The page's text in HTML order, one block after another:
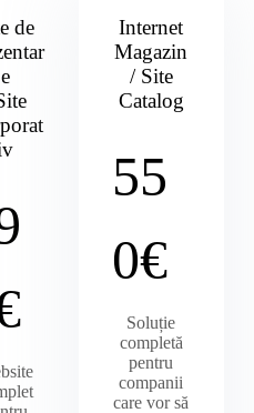
de
e
Internet
Magazin
/ Site
Catalog
55
0€
Soluție
completă
pentru
companii
care vor să